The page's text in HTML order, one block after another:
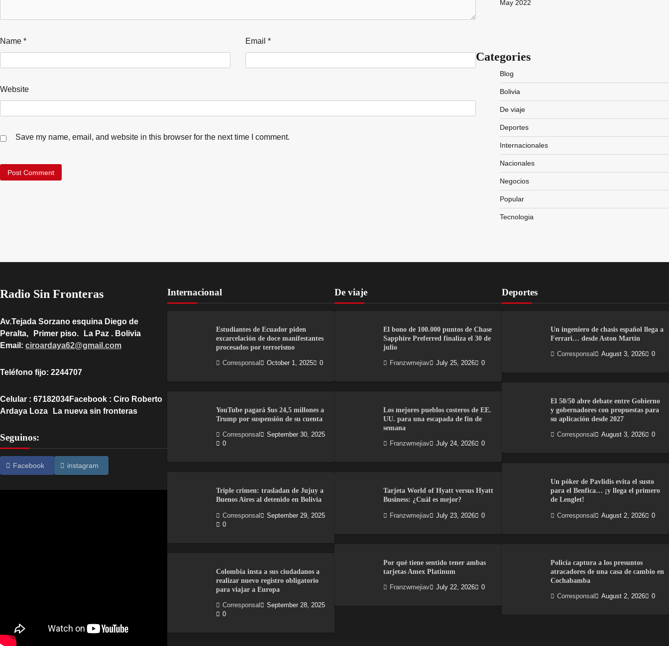
Name * Email *
Website
Save my name, email, and website in this browser for the next time I comment.
May 2022
Categories
Blog
Bolivia
De viaje
Deportes
Internacionales
Nacionales
Negocios
Popular
Tecnologia
Radio Sin Fronteras
Av.Tejada Sorzano esquina Diego de
Peralta, Primer piso. La Paz . Bolivia
Email: ciroardaya62@gmail.com
Teléfono fijo: 2244707
Celular : 67182034Facebook : Ciro Roberto
Ardaya Loza La nueva sin fronteras
Seguinos:
Facebook instagram
Internacional
Estudiantes de Ecuador piden
excarcelación de doce manifestantes
procesados por terrorismo
Corresponsal October 1, 2025 0
YouTube pagará $us 24,5 millones a
Trump por suspensión de su cuenta
Corresponsal
September 30, 2025
0
Triple crimen: trasladan de Jujuy a
Buenos Aires al detenido en Bolivia
Corresponsal
September 29, 2025
0
Colombia insta a sus ciudadanos a
realizar nuevo registro obligatorio
para viajar a Europa
Corresponsal
September 28, 2025
0
De viaje
El bono de 100.000 puntos de Chase
Sapphire Preferred finaliza el 30 de
julio
Franzwmejiav July 25, 2026 0
Los mejores pueblos costeros de EE.
UU. para una escapada de fin de
semana
Franzwmejiav July 24, 2026 0
Tarjeta World of Hyatt versus Hyatt
Business: ¿Cuál es mejor?
Franzwmejiav July 23, 2026 0
Por qué tiene sentido tener ambas
tarjetas Amex Platinum
Franzwmejiav July 22, 2026 0
Deportes
Un ingeniero de chasis español llega a
Ferrari… desde Aston Martin
Corresponsal August 3, 2026 0
El 50/50 abre debate entre Gobierno
y gobernadores con propuestas para
su aplicación desde 2027
Corresponsal August 3, 2026 0
Un póker de Pavlidis evita el susto
para el Benfica… ¡y llega el primero
de Lenglet!
Corresponsal August 2, 2026 0
Policía captura a los presuntos
atracadores de una casa de cambio en
Cochabamba
Corresponsal August 2, 2026 0